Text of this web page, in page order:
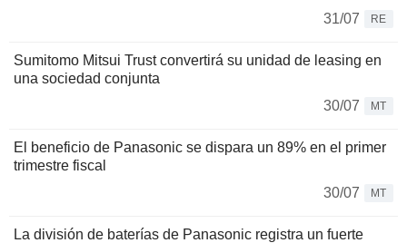
31/07
RE
Sumitomo Mitsui Trust convertirá su unidad de leasing en
una sociedad conjunta
30/07
MT
El beneficio de Panasonic se dispara un 89% en el primer
trimestre fiscal
30/07
MT
La división de baterías de Panasonic registra un fuerte